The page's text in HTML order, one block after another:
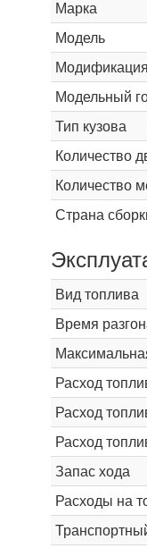
Марка
Модель
Модификация
Модельный
Тип кузова
Количество
Количество
Страна
Вид топлива
Время
Расход
Расход
Расход
Запас хода
Расходы на